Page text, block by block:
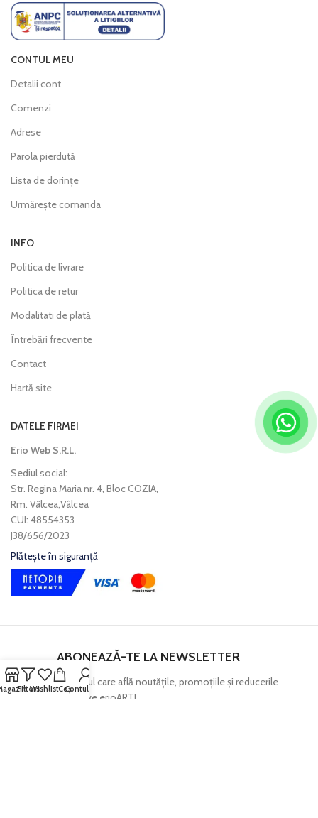
CONTUL MEU
Detalii cont
Comenzi
Adrese
Parola pierdută
Lista de dorințe
Urmărește comanda
INFO
Politica de livrare
Politica de retur
Modalitati de plată
Întrebări frecvente
Contact
Hartă site
DATELE FIRMEI
Erio Web S.R.L.
Sediul social:
Str. Regina Maria nr. 4, Bloc COZIA,
Rm. Vâlcea,Vâlcea
CUI: 48554353
J38/656/2023
Plătește în siguranță
ABONEAZĂ-TE LA NEWSLETTER
Fii primul care află noutăţile, promoţiile şi reducerile
exclusive erioART!
FiltersWishlistCoșContul meu